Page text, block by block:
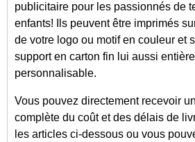
publicitaire pour les passionnés de
enfants! Ils peuvent être imprimés
de votre logo ou motif en couleur et
support en carton fin lui aussi
personnalisable.
Vous pouvez directement recevoir
complète du coût et des délais de
les articles ci-dessous ou vous